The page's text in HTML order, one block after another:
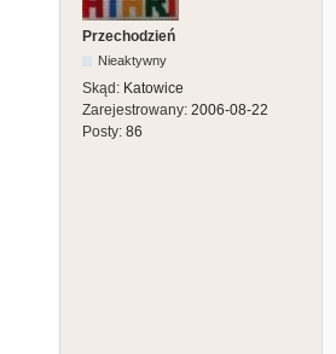
Przechodzień
Nieaktywny
Skąd: Katowice
Zarejestrowany: 2006-08-22
Posty: 86